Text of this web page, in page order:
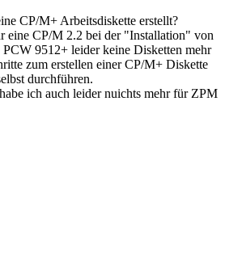
CP/M+ Arbeitsdiskette erstellt?
eine CP/M 2.2 bei der "Installation" von
9512+ leider keine Disketten mehr
zum erstellen einer CP/M+ Diskette
durchführen.
ich auch leider nuichts mehr für ZPM